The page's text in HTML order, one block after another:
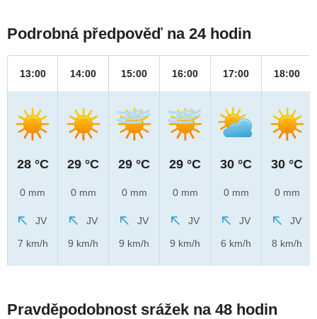
Podrobná předpověď na 24 hodin
13:00
28 °C
0 mm
JV
7 km/h
14:00
29 °C
0 mm
JV
9 km/h
15:00
29 °C
0 mm
JV
9 km/h
16:00
29 °C
0 mm
JV
9 km/h
17:00
30 °C
0 mm
JV
6 km/h
18:00
30 °C
0 mm
JV
8 km/h
Pravděpodobnost srážek na 48 hodin